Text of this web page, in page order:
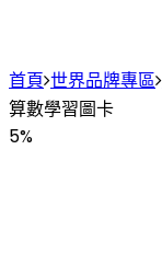
首頁 世界品牌專區
算數學習圖卡
5%